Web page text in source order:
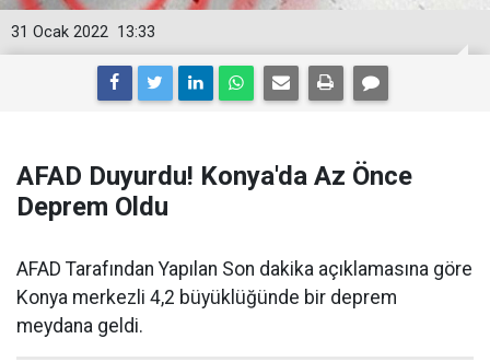
13:33
31 Ocak 2022
AFAD Duyurdu! Konya'da Az Önce
Deprem Oldu
AFAD Tarafından Yapılan Son dakika açıklamasına göre
Konya merkezli 4,2 büyüklüğünde bir deprem
meydana geldi.